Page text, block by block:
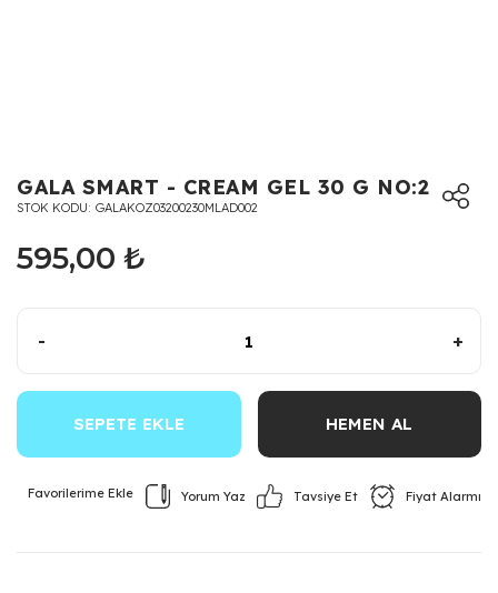
GALA SMART - CREAM GEL 30 G NO:2
STOK KODU GALAKOZ03200230MLAD002
595,00 ₺
- +
SEPETE EKLE HEMEN AL
Yorum Yaz Tavsiye Et Fiyat Alarmı